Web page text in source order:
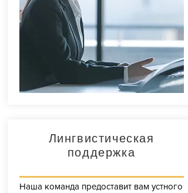
спором, хотите начать бизнес во
Франции.
Лингвистическая
поддержка
Наша команда предоставит вам устного